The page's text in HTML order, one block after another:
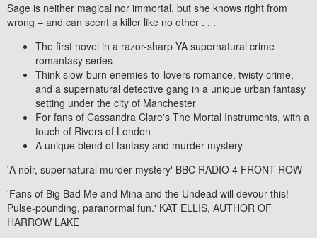
Sage is neither magical nor immortal, but she knows right from
wrong – and can scent a killer like no other . . .
The first novel in a razor-sharp YA supernatural crime
romantasy series
Think slow-burn enemies-to-lovers romance, twisty crime,
and a supernatural detective gang in a unique urban fantasy
setting under the city of Manchester
For fans of Cassandra Clare's The Mortal Instruments, with a
touch of Rivers of London
A unique blend of fantasy and murder mystery
'A noir, supernatural murder mystery' BBC RADIO 4 FRONT ROW
'Fans of Big Bad Me and Mina and the Undead will devour this!
Pulse-pounding, paranormal fun.' KAT ELLIS, AUTHOR OF
HARROW LAKE